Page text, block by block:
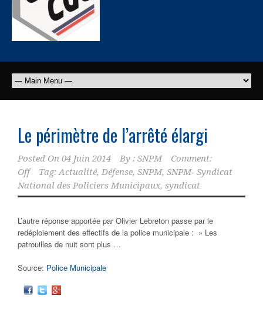
Le périmètre de l’arrêté élargi
Posted On 04 Juin 2014 By : SNPM
Comment:
Off
Tag:Actualité, Défense, SNPM, SNPM- Syndicat
National des Policiers Municipaux, syndicat
L’autre réponse apportée par Olivier Lebreton passe par le
redéploiement des effectifs de la police municipale : » Les
patrouilles de nuit sont plus …
Source: Police Municipale